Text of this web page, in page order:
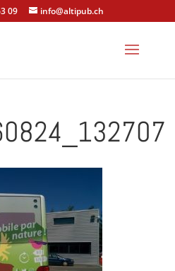
09 info@altipub.ch